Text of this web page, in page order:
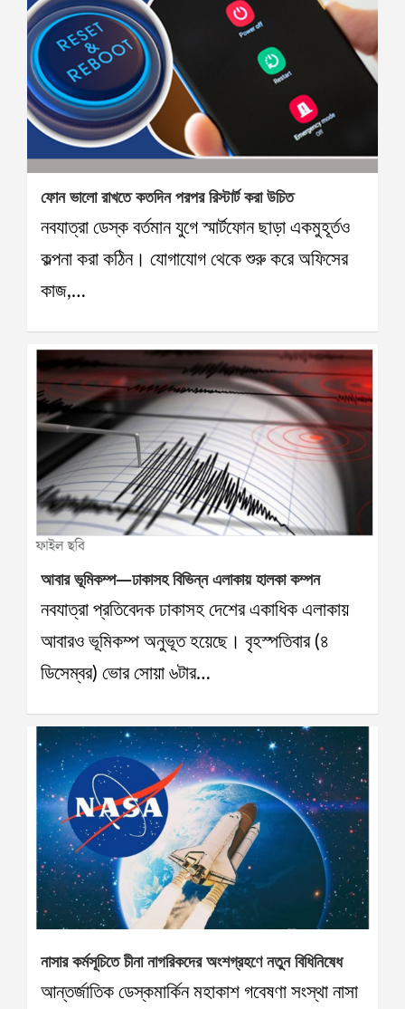
ফোন ভালো রাখতে কতদিন পরপর রিস্টার্ট করা উচিত
নবযাত্রা ডেস্ক বর্তমান যুগে স্মার্টফোন ছাড়া একমুহূর্তও
কল্পনা করা কঠিন। যোগাযোগ থেকে শুরু করে অফিসের
কাজ,…
আবার ভূমিকম্প—ঢাকাসহ বিভিন্ন এলাকায় হালকা কম্পন
নবযাত্রা প্রতিবেদক ঢাকাসহ দেশের একাধিক এলাকায়
আবারও ভূমিকম্প অনুভূত হয়েছে। বৃহস্পতিবার (৪
ডিসেম্বর) ভোর সোয়া ৬টার…
নাসার কর্মসূচিতে চীনা নাগরিকদের অংশগ্রহণে নতুন বিধিনিষেধ
আন্তর্জাতিক ডেস্কমার্কিন মহাকাশ গবেষণা সংস্থা নাসা